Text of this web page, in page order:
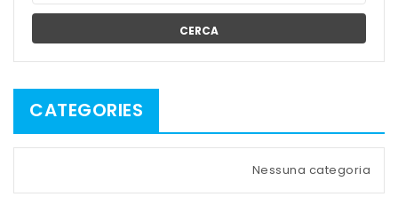
CERCA
CATEGORIES
Nessuna categoria